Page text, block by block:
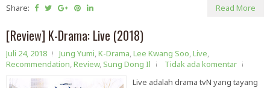
Share:
Read More
[Review] K-Drama: Live (2018)
Juli 24, 2018 Jung Yumi,K-Drama,Lee Kwang Soo,Live,
Recommendation,Review, Sung Dong Il
Tidak ada komentar
Live adalah drama tvN yang tayang